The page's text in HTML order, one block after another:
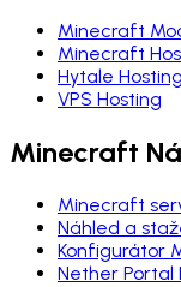
Minecraft
Minecraft
Hytale Hosting
VPS Hosting
Minecraft
Minecraft
Náhled a
Konfigurátor
Nether Portal